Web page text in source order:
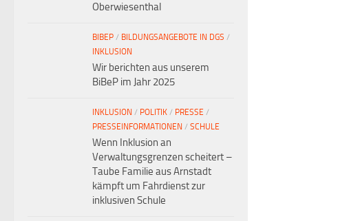
Oberwiesenthal
BIBEP / BILDUNGSANGEBOTE IN DGS /
INKLUSION
Wir berichten aus unserem
BiBeP im Jahr 2025
INKLUSION / POLITIK / PRESSE /
PRESSEINFORMATIONEN / SCHULE
Wenn Inklusion an
Verwaltungsgrenzen scheitert –
Taube Familie aus Arnstadt
kämpft um Fahrdienst zur
inklusiven Schule